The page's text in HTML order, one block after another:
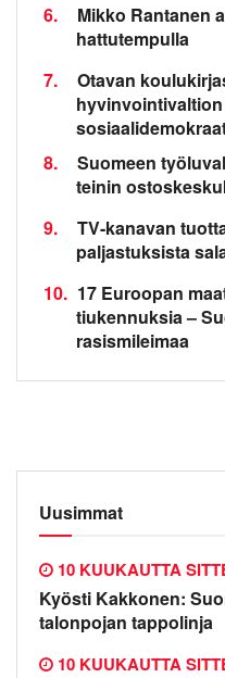
6.
Mikko Rantanen
hattutempulla
7.
Otavan
8.
Suomeen
teinin
9.
TV-kanavan
paljastuksista
10. 17 Euroopan
tiukennuksia –
rasismileimaa
Uusimmat
Kyösti Kakkonen:
talonpojan tappolinja
10 KUUKAUTTA
10 KUUKAUTTA